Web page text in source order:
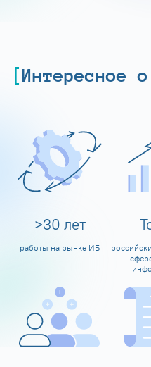
Интересное
>30 лет
работы на рынке ИБ